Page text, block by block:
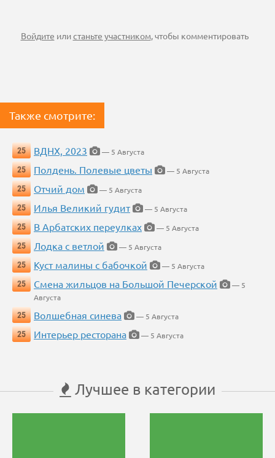
Войдите илистаньте участником, чтобы комментировать
Также смотрите:
25 ВДНХ, 2023
— 5 Августа
25
Полдень. Полевые цветы
— 5 Августа
25
Отчий дом
— 5 Августа
25
Илья Великий гудит
— 5 Августа
25
В Арбатских переулках
— 5 Августа
25
Лодка с ветлой
— 5 Августа
25
Куст малины с бабочкой
— 5 Августа
25
Смена жильцов на Большой Печерской
— 5
Августа
25
Волшебная синева
— 5 Августа
25
Интерьер ресторана — 5 Августа
Лучшее в категории